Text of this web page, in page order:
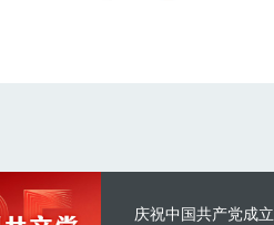
庆祝中国共产党成立